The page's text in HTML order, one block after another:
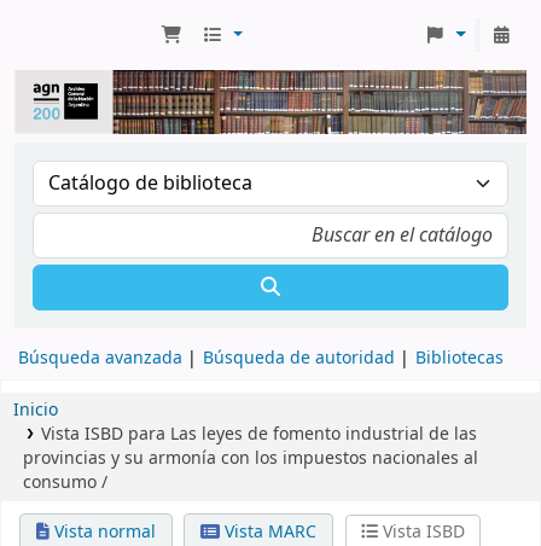
Búsqueda avanzada Búsqueda de autoridad Bibliotecas
Inicio
Vista ISBD para Las leyes de fomento industrial de las
provincias y su armonía con los impuestos nacionales al
consumo /
Vista normal
Vista MARC Vista ISBD